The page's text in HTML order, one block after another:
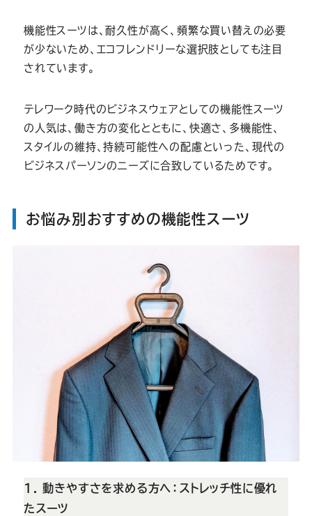
機能性スーツは、耐久性が高く、頻繁な買い替えの必要
が少ないため、エコフレンドリーな選択肢としても注目
されています。
テレワーク時代のビジネスウェアとしての機能性スーツ
の人気は、働き方の変化とともに、快適さ、多機能性、
スタイルの維持、持続可能性への配慮といった、現代の
ビジネスパーソンのニーズに合致しているためです。
お悩み別おすすめの機能性スーツ
1. 動きやすさを求める方へ：ストレッチ性に優れ
たスーツ